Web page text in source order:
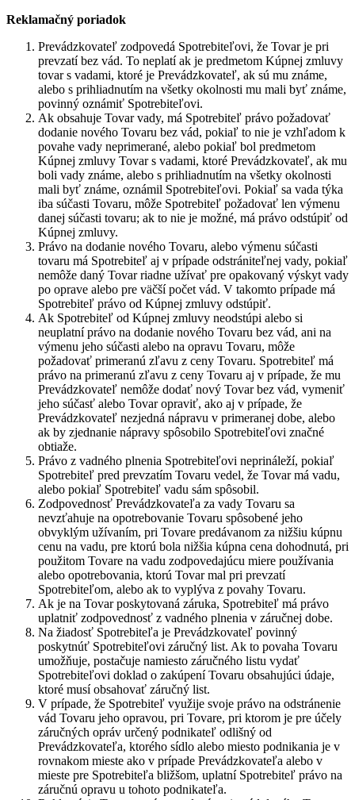
Reklamačný poriadok
Prevádzkovateľ zodpovedá Spotrebiteľovi, že Tovar je pri
prevzatí bez vád. To neplatí ak je predmetom Kúpnej zmluvy
tovar s vadami, ktoré je Prevádzkovateľ, ak sú mu známe,
alebo s prihliadnutím na všetky okolnosti mu mali byť známe,
povinný oznámiť Spotrebiteľovi.
Ak obsahuje Tovar vady, má Spotrebiteľ právo požadovať
dodanie nového Tovaru bez vád, pokiaľ to nie je vzhľadom k
povahe vady neprimerané, alebo pokiaľ bol predmetom
Kúpnej zmluvy Tovar s vadami, ktoré Prevádzkovateľ, ak mu
boli vady známe, alebo s prihliadnutím na všetky okolnosti
mali byť známe, oznámil Spotrebiteľovi. Pokiaľ sa vada týka
iba súčasti Tovaru, môže Spotrebiteľ požadovať len výmenu
danej súčasti tovaru; ak to nie je možné, má právo odstúpiť od
Kúpnej zmluvy.
Právo na dodanie nového Tovaru, alebo výmenu súčasti
tovaru má Spotrebiteľ aj v prípade odstrániteľnej vady, pokiaľ
nemôže daný Tovar riadne užívať pre opakovaný výskyt vady
po oprave alebo pre väčší počet vád. V takomto prípade má
Spotrebiteľ právo od Kúpnej zmluvy odstúpiť.
Ak Spotrebiteľ od Kúpnej zmluvy neodstúpi alebo si
neuplatní právo na dodanie nového Tovaru bez vád, ani na
výmenu jeho súčasti alebo na opravu Tovaru, môže
požadovať primeranú zľavu z ceny Tovaru. Spotrebiteľ má
právo na primeranú zľavu z ceny Tovaru aj v prípade, že mu
Prevádzkovateľ nemôže dodať nový Tovar bez vád, vymeniť
jeho súčasť alebo Tovar opraviť, ako aj v prípade, že
Prevádzkovateľ nezjedná nápravu v primeranej dobe, alebo
ak by zjednanie nápravy spôsobilo Spotrebiteľovi značné
obtiaže.
Právo z vadného plnenia Spotrebiteľovi neprináleží, pokiaľ
Spotrebiteľ pred prevzatím Tovaru vedel, že Tovar má vadu,
alebo pokiaľ Spotrebiteľ vadu sám spôsobil.
Zodpovednosť Prevádzkovateľa za vady Tovaru sa
nevzťahuje na opotrebovanie Tovaru spôsobené jeho
obvyklým užívaním, pri Tovare predávanom za nižšiu kúpnu
cenu na vadu, pre ktorú bola nižšia kúpna cena dohodnutá, pri
použitom Tovare na vadu zodpovedajúcu miere používania
alebo opotrebovania, ktorú Tovar mal pri prevzatí
Spotrebiteľom, alebo ak to vyplýva z povahy Tovaru.
Ak je na Tovar poskytovaná záruka, Spotrebiteľ má právo
uplatniť zodpovednosť z vadného plnenia v záručnej dobe.
Na žiadosť Spotrebiteľa je Prevádzkovateľ povinný
poskytnúť Spotrebiteľovi záručný list. Ak to povaha Tovaru
umožňuje, postačuje namiesto záručného listu vydať
Spotrebiteľovi doklad o zakúpení Tovaru obsahujúci údaje,
ktoré musí obsahovať záručný list.
V prípade, že Spotrebiteľ využije svoje právo na odstránenie
vád Tovaru jeho opravou, pri Tovare, pri ktorom je pre účely
záručných opráv určený podnikateľ odlišný od
Prevádzkovateľa, ktorého sídlo alebo miesto podnikania je v
rovnakom mieste ako v prípade Prevádzkovateľa alebo v
mieste pre Spotrebiteľa bližšom, uplatní Spotrebiteľ právo na
záručnú opravu u tohoto podnikateľa.